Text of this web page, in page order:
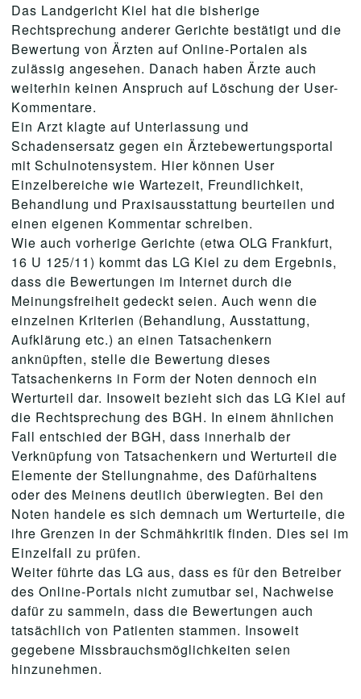
Das Landgericht Kiel hat die bisherige
Rechtsprechung anderer Gerichte bestätigt und die
Bewertung von Ärzten auf Online-Portalen als
zulässig angesehen. Danach haben Ärzte auch
weiterhin keinen Anspruch auf Löschung der User-
Kommentare.
Ein Arzt klagte auf Unterlassung und
Schadensersatz gegen ein Ärztebewertungsportal
mit Schulnotensystem. Hier können User
Einzelbereiche wie Wartezeit, Freundlichkeit,
Behandlung und Praxisausstattung beurteilen und
einen eigenen Kommentar schreiben.
Wie auch vorherige Gerichte (etwa OLG Frankfurt,
16 U 125/11) kommt das LG Kiel zu dem Ergebnis,
dass die Bewertungen im Internet durch die
Meinungsfreiheit gedeckt seien. Auch wenn die
einzelnen Kriterien (Behandlung, Ausstattung,
Aufklärung etc.) an einen Tatsachenkern
anknüpften, stelle die Bewertung dieses
Tatsachenkerns in Form der Noten dennoch ein
Werturteil dar. Insoweit bezieht sich das LG Kiel auf
die Rechtsprechung des BGH. In einem ähnlichen
Fall entschied der BGH, dass innerhalb der
Verknüpfung von Tatsachenkern und Werturteil die
Elemente der Stellungnahme, des Dafürhaltens
oder des Meinens deutlich überwiegten. Bei den
Noten handele es sich demnach um Werturteile, die
ihre Grenzen in der Schmähkritik finden. Dies sei im
Einzelfall zu prüfen.
Weiter führte das LG aus, dass es für den Betreiber
des Online-Portals nicht zumutbar sei, Nachweise
dafür zu sammeln, dass die Bewertungen auch
tatsächlich von Patienten stammen. Insoweit
gegebene Missbrauchsmöglichkeiten seien
hinzunehmen.